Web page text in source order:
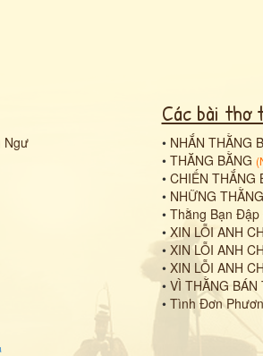
Ngư
Các bài thơ
• NHẮN THẰNG
• THĂNG BẰNG (
• CHIẾN THẮNG
• NHỮNG
• Thằng Bạn
• XIN LỖI ANH
• XIN LỖI ANH
• XIN LỖI ANH
• VÌ THẰNG BÁN
• Tình Đơn